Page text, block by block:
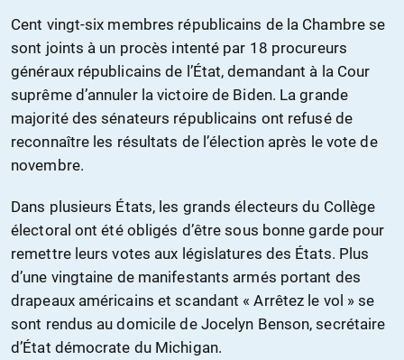
Cent vingt-six membres républicains de la Chambre se
sont joints à un procès intenté par 18 procureurs
généraux républicains de l’État, demandant à la Cour
suprême d’annuler la victoire de Biden. La grande
majorité des sénateurs républicains ont refusé de
reconnaître les résultats de l’élection après le vote de
novembre.
Dans plusieurs États, les grands électeurs du Collège
électoral ont été obligés d’être sous bonne garde pour
remettre leurs votes aux législatures des États. Plus
d’une vingtaine de manifestants armés portant des
drapeaux américains et scandant « Arrêtez le vol » se
sont rendus au domicile de Jocelyn Benson, secrétaire
d’État démocrate du Michigan.